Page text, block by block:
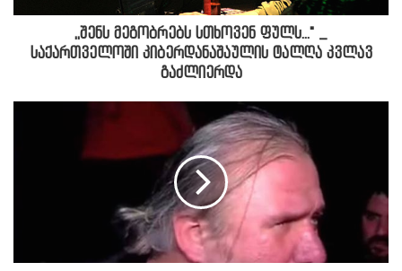
,,შენს მეგობრებს სთხოვენ ფულს..." _
საქართველოში კიბერდანაშაულის ტალღა კვლავ
გაძლიერდა